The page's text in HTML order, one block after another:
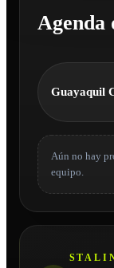
Agenda
Guayaquil
Aún no hay
equipo.